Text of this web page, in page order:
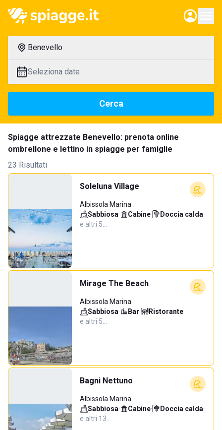
Benevello
Seleziona date
Cerca
Spiagge attrezzate Benevello: prenota online
ombrellone e lettino in spiagge per famiglie
23 Risultati
Soleluna Village
Albissola Marina
Sabbiosa· Cabine· Doccia calda·
e altri 5…
Mirage The Beach
Albissola Marina
Sabbiosa· Bar· Ristorante·
e altri 5…
Bagni Nettuno
Albissola Marina
Sabbiosa· Cabine· Doccia calda·
e altri 13…